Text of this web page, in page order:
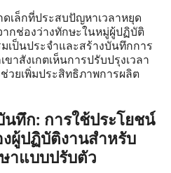
เล็กที่ประสบปัญหาเวลาหยุด
ากช่องว่างทักษะในหมู่ผู้ปฏิบัติ
เป็นประจำและสร้างบันทึกการ
าสังเกตเห็นการปรับปรุงเวลา
วยเพิ่มประสิทธิภาพการผลิต
ทึก: การใช้ประโยชน์
ผู้ปฏิบัติงานสำหรับ
าแบบปรับตัว